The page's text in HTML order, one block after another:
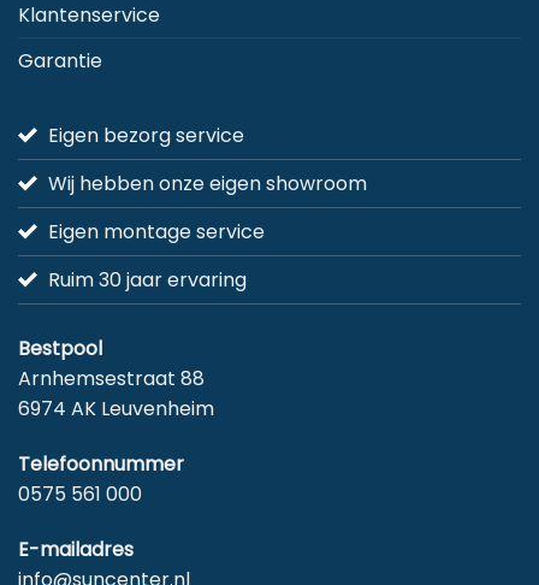
Klantenservice
Garantie
Eigen bezorg service
Wij hebben onze eigen showroom
Eigen montage service
Ruim 30 jaar ervaring
Bestpool
Arnhemsestraat 88
6974 AK Leuvenheim
Telefoonnummer
0575 561 000
E-mailadres